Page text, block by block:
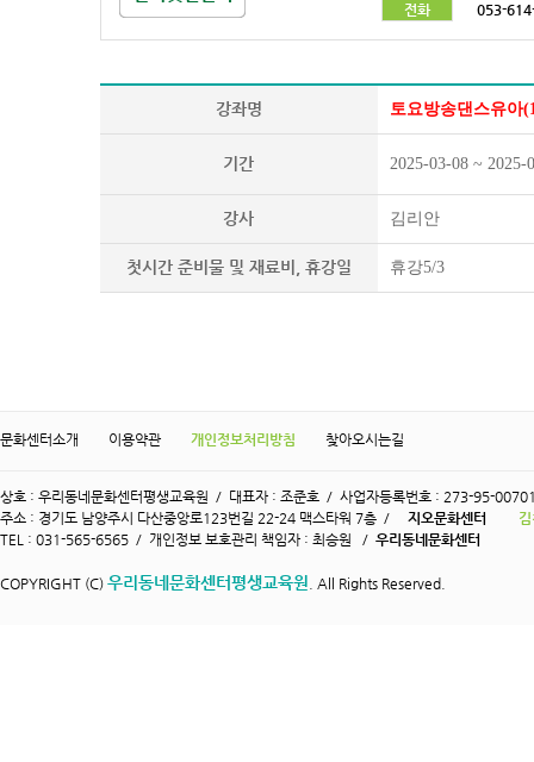
전화 053-
강좌명 토요방송댄스유아
기간 2025-03-08 ~ 2025-
강사 김리안
첫시간 준비물 및 재료비, 휴강일 휴강5/3
문화센터소개 이용약관 개인정보처리방침 찾아오시는길
상호 : 우리동네문화센터평생교육원 / 대표자 : 조준호 / 사업자등록번호 : 273-95-
주소 : 경기도 남양주시 다산중앙로123번길 22-24 맥스타워 7층 /
지오문화센터
TEL : 031-565-6565 / 개인정보 보호관리 책임자 : 최승원 / 우리동네문화센터
COPYRIGHT (C) 우리동네문화센터평생교육원 . All Rights Reserved.